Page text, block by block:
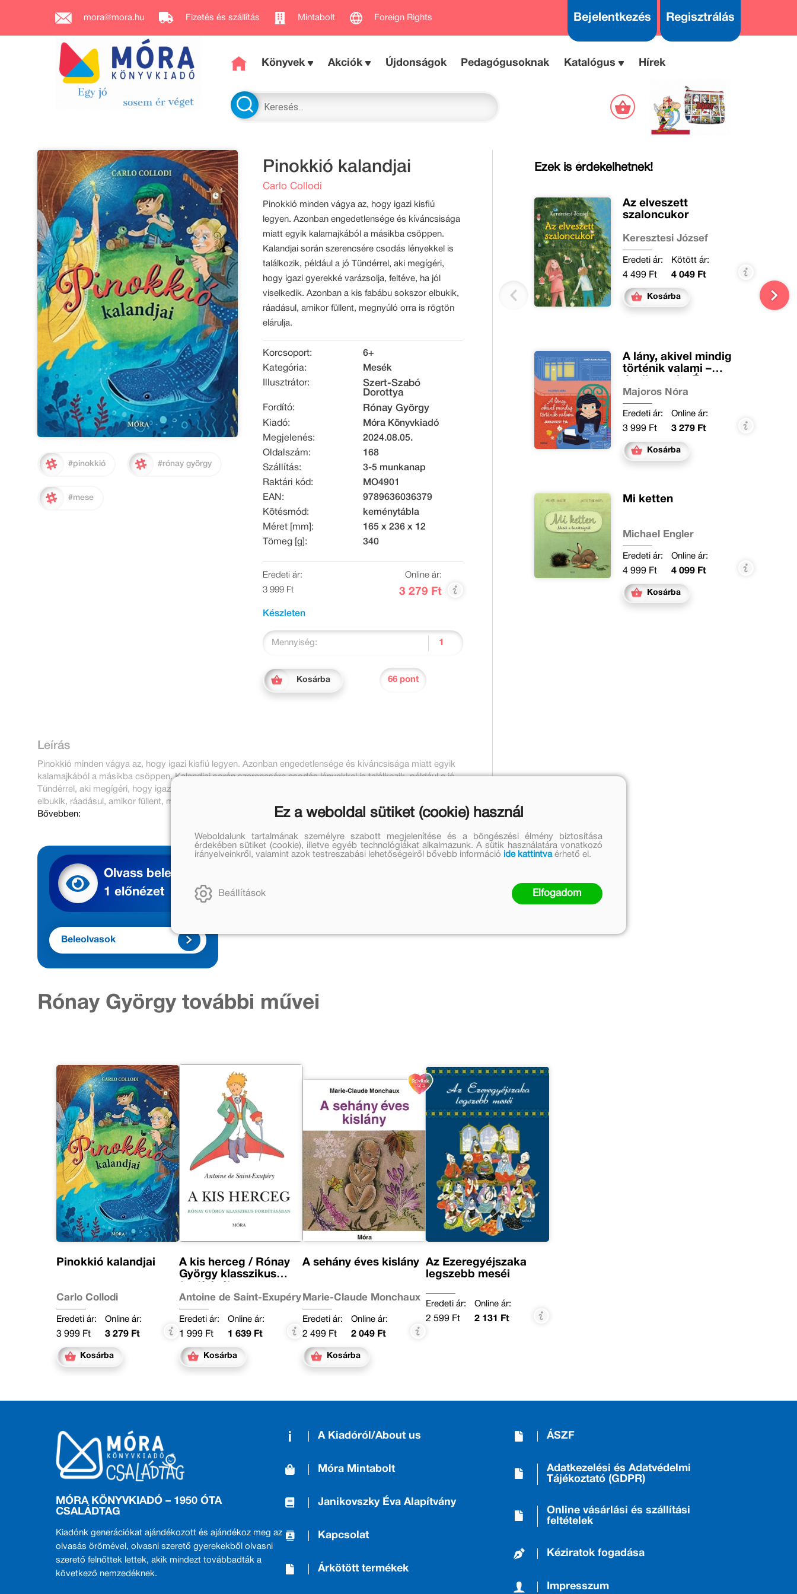
mora@mora.hu Fizetés és szállítás Mintabolt Foreign Rights Bejelentkezés Regisztrálás
Könyvek Akciók Újdonságok Pedagógusoknak Katalógus Hírek
#pinokkió #rónay györgy
#mese
Pinokkió kalandjai
Carlo Collodi
Pinokkió minden vágya az, hogy igazi kisfiú
legyen. Azonban engedetlensége és kíváncsisága
miatt egyik kalamajkából a másikba csöppen.
Kalandjai során szerencsére csodás lényekkel is
találkozik, például a jó Tündérrel, aki megígéri,
hogy igazi gyerekké varázsolja, feltéve, ha jól
viselkedik. Azonban a kis fabábu sokszor elbukik,
ráadásul, amikor füllent, megnyúló orra is rögtön
elárulja.
Korcsoport:
6+
Kategória:
Mesék
Illusztrátor:
Szert-Szabó
Dorottya
Fordító: Rónay György
Kiadó:
Móra Könyvkiadó
Megjelenés:
2024.08.05.
Oldalszám:
168
Szállítás:
3-5 munkanap
Raktári kód:
MO4901
EAN:
9789636036379
Kötésmód:
keménytábla
Méret [mm]:
165 x 236 x 12
Tömeg [g]:
340
Eredeti ár:
3 999 Ft
Online ár:
3 279 Ft
Készleten
Mennyiség:
Kosárba 66 pont
Leírás
Pinokkió minden vágya az, hogy igazi kisfiú legyen. Azonban engedetlensége és kíváncsisága miatt egyik
kalamajkából a másikba csöppen. Kalandjai során szerencsére csodás lényekkel is találkozik, például a jó
Tündérrel, aki megígéri, hogy igazi gyerekké varázsolja, feltéve, ha jól viselkedik. Azonban a kis fabábu sokszor
elbukik, ráadásul, amikor füllent, megnyúló orra is rögtön elárulja.
Bővebben:
Ezek is érdekelhetnek!
Az elveszett
szaloncukor
Keresztesi József
Eredeti ár:
4 499 Ft
Kötött ár:
4 049 Ft
Kosárba
A lány, akivel mindig
történik valami –
Majoros Nóra
Eredeti ár:
3 999 Ft
Online ár:
3 279 Ft
Kosárba
Mi ketten
Michael Engler
Eredeti ár:
4 999 Ft
Online ár:
4 099 Ft
Kosárba
Olvass bele
1 előnézet
Beleolvasok
Rónay György további művei
Pinokkió kalandjai
Carlo Collodi
Eredeti ár:
3 999 Ft
Online ár:
3 279 Ft
Kosárba
A kis herceg / Rónay
György klasszikus
Antoine de Saint-Exupéry
Eredeti ár:
1 999 Ft
Online ár:
1 639 Ft
Kosárba
A sehány éves kislány
Marie-Claude Monchaux
Eredeti ár:
2 499 Ft
Online ár:
2 049 Ft
Kosárba
Az Ezeregyéjszaka
legszebb meséi
Eredeti ár:
2 599 Ft
Online ár:
2 131 Ft
MÓRA KÖNYVKIADÓ – 1950 ÓTA
CSALÁDTAG
Kiadónk generációkat ajándékozott és ajándékoz meg az
olvasás örömével, olvasni szerető gyerekekből olvasni
szerető felnőttek lettek, akik mindezt továbbadták a
következő nemzedéknek.
A Kiadóról/About us
Móra Mintabolt
Janikovszky Éva Alapítvány
Kapcsolat
Árkötött termékek
ÁSZF
Adatkezelési és Adatvédelmi
Tájékoztató (GDPR)
Online vásárlási és szállítási
feltételek
Kéziratok fogadása
Impresszum
Ez a weboldal sütiket (cookie) használ
Weboldalunk tartalmának személyre szabott megjelenítése és a böngészési élmény biztosítása
érdekében sütiket (cookie), illetve egyéb technológiákat alkalmazunk. A sütik használatára vonatkozó
irányelveinkről, valamint azok testreszabási lehetőségeiről bővebb információ ide kattintvaérhető el.
Beállítások Elfogadom